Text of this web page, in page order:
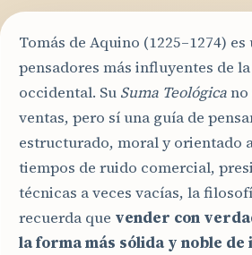
Tomás de Aquino (1225–1274) es
pensadores más influyentes de
occidental. Su Suma Teológicano
ventas, pero sí una guía de
estructurado, moral y orientado
tiempos de ruido comercial,
técnicas a veces vacías, la
recuerda que vender con
la forma más sólida y noble de